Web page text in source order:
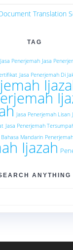
Translation
TAG
Jasa Penerjemah Jasa
Jasa Penerjemah Di
Jasa Penerjemah Lisan
Jasa Penerjemah
Mandarin
Ijazah
ANYTHING